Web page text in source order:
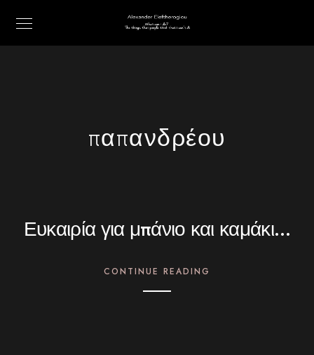
παπανδρέου
Ευκαιρία για μπάνιο και καμάκι…
CONTINUE READING